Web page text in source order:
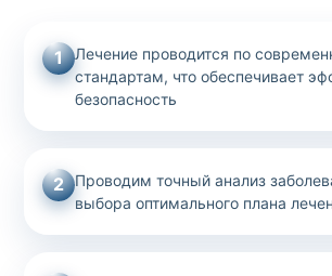
1
Лечение проводится по
стандартам, что обеспечивает
безопасность
2
Проводим точный анализ
выбора оптимального плана